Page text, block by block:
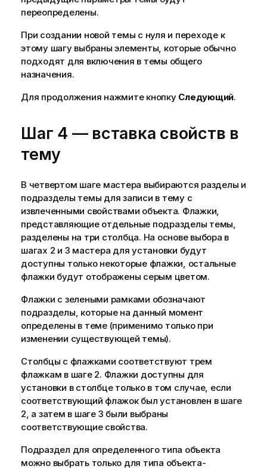
переопределены.
При создании новой темы с нуля и переходе к
этому шагу выбраны элементы, которые обычно
подходят для включения в темы общего
назначения.
Для продолжения нажмите кнопку Следующий.
Шаг 4 — вставка свойств в
тему
В четвертом шаге мастера выбираются разделы и
подразделы темы для записи в тему с
извлеченными свойствами объекта. Флажки,
представляющие отдельные подразделы темы,
разделены на три столбца. На основе выбора в
шагах 2 и 3 мастера для установки будут
доступны только некоторые флажки, остальные
флажки будут отображены серым цветом.
Флажки с зелеными рамками обозначают
подразделы, которые на данный момент
определены в теме (применимо только при
изменении существующей темы).
Столбцы с флажками соответствуют трем
флажкам в шаге 2. Флажки доступны для
установки в столбце только в том случае, если
соответствующий флажок был установлен в шаге
2, а затем в шаге 3 были выбраны
соответствующие свойства.
Подраздел для определенного типа объекта
можно выбрать только для типа объекта-